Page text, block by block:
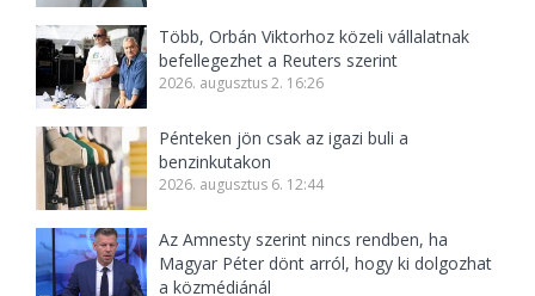
Több, Orbán Viktorhoz közeli vállalatnak
befellegezhet a Reuters szerint
2026. augusztus 2. 16:26
Pénteken jön csak az igazi buli a
benzinkutakon
2026. augusztus 6. 12:44
Az Amnesty szerint nincs rendben, ha
Magyar Péter dönt arról, hogy ki dolgozhat
a közmédiánál